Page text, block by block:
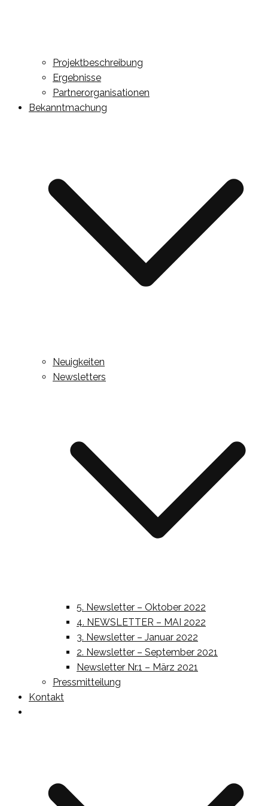
Projektbeschreibung
Ergebnisse
Partnerorganisationen
Bekanntmachung
Neuigkeiten
Newsletters
5. Newsletter – Oktober 2022
4. NEWSLETTER – MAI 2022
3. Newsletter – Januar 2022
2. Newsletter – September 2021
Newsletter Nr.1 – März 2021
Pressmitteilung
Kontakt